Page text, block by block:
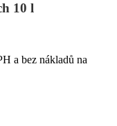
10 l
a bez nákladů na